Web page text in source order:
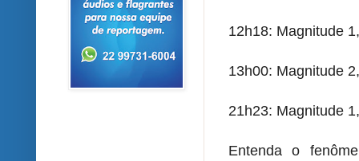
12h18: Magnitude
13h00: Magnitude
21h23: Magnitude
Entenda o